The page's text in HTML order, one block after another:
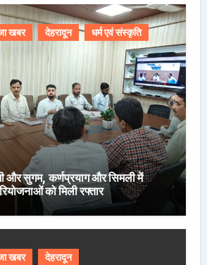
खबर देहरादून धर्म एवं संस्कृति
और सुगम, कर्णप्रयाग और सिमली में
को मिली रफ्तार
खबर देहरादून